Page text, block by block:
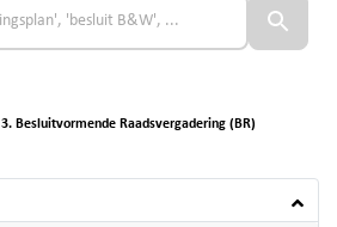
3. Besluitvormende Raadsvergadering (BR)